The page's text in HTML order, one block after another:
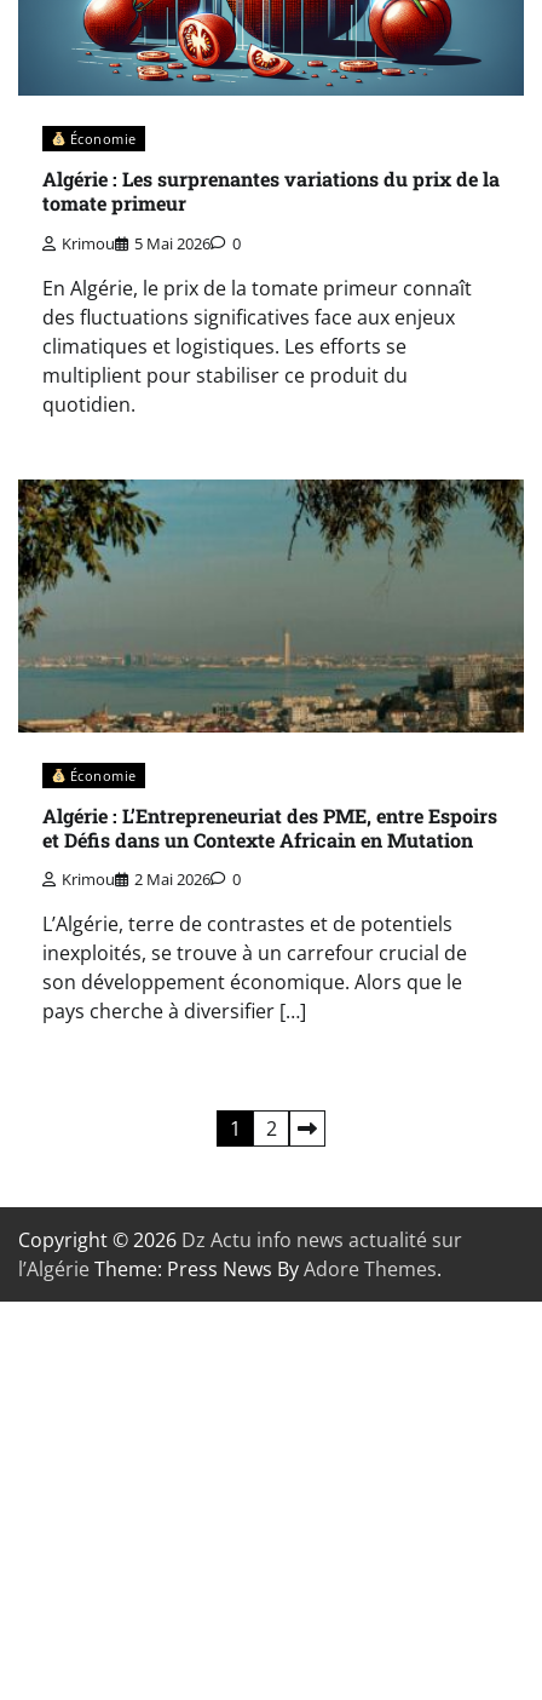
Économie
Algérie : Les surprenantes variations du prix de la
tomate primeur
Krimou 5 Mai 2026 0
En Algérie, le prix de la tomate primeur connaît
des fluctuations significatives face aux enjeux
climatiques et logistiques. Les efforts se
multiplient pour stabiliser ce produit du
quotidien.
Économie
Algérie : L’Entrepreneuriat des PME, entre Espoirs
et Défis dans un Contexte Africain en Mutation
Krimou 2 Mai 2026 0
L’Algérie, terre de contrastes et de potentiels
inexploités, se trouve à un carrefour crucial de
son développement économique. Alors que le
pays cherche à diversifier […]
publications
1 2
Copyright © 2026 Dz Actu info news actualité sur
l’AlgérieTheme: Press News ByAdore Themes.